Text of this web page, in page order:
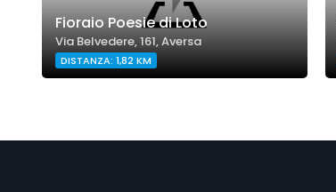
Fioraio Poesie di Loto
Via Belvedere, 161, Aversa
DISTANZA: 1,82 KM